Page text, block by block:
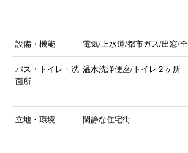
設備・機能 電気/上水道/都市ガス/出窓/
バス・トイレ・洗
面所
温水洗浄便座/トイレ２ヶ所
立地・環境 閑静な住宅街